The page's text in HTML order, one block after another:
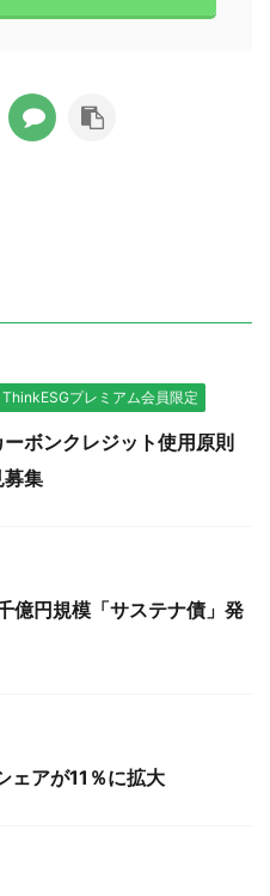
ThinkESGプレミアム会員限定
ボンクレジット使用原則
募集
億円規模「サステナ債」発
ェアが11％に拡大